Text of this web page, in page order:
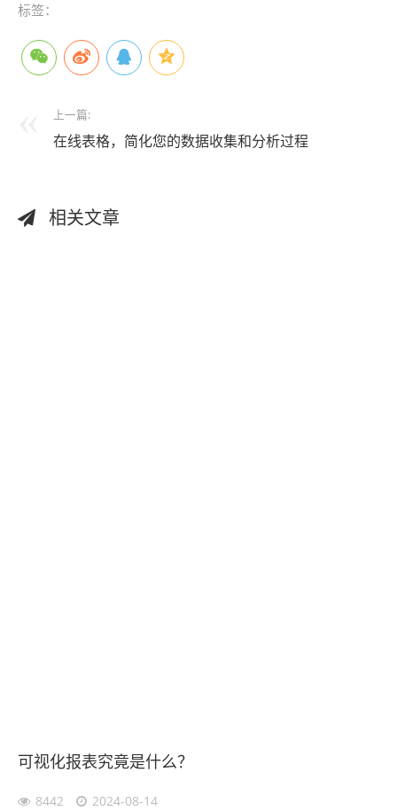
标签：
上一篇:
在线表格，简化您的数据收集和分析过程
相关文章
可视化报表究竟是什么？
8442 2024-08-14